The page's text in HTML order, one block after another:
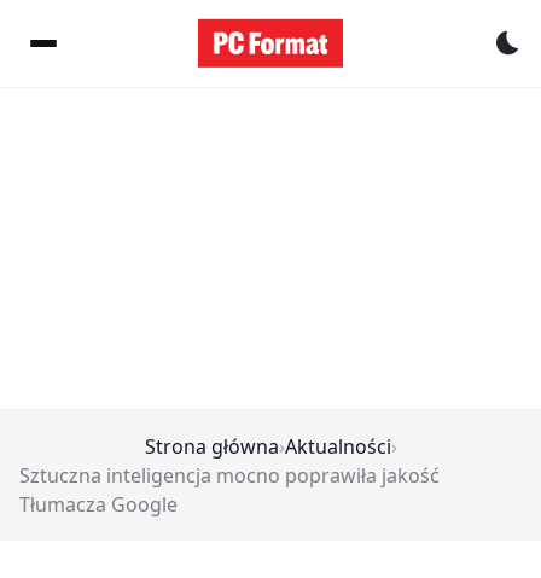
Strona główna›Aktualności›
Sztuczna inteligencja mocno poprawiła jakość
Tłumacza Google